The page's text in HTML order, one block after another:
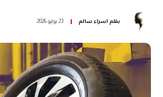
بقلم اسراء سالم 23 يوليو 2026